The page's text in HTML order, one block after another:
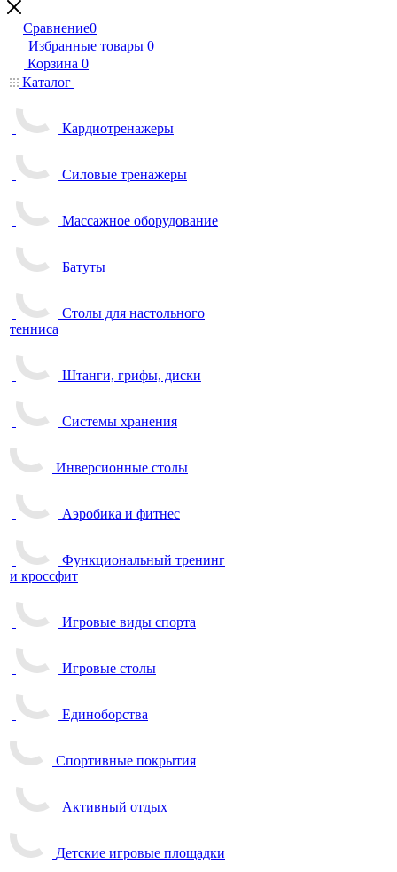
Сравнение0
Избранные товары 0
Корзина 0
Каталог
Кардиотренажеры
Силовые тренажеры
Массажное оборудование
Батуты
Столы для настольного
тенниса
Штанги, грифы, диски
Системы хранения
Инверсионные столы
Аэробика и фитнес
Функциональный тренинг
и кроссфит
Игровые виды спорта
Игровые столы
Единоборства
Спортивные покрытия
Активный отдых
Детские игровые площадки